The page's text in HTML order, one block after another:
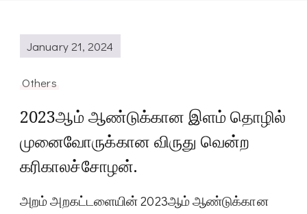
January 21, 2024
Others
2023ஆம் ஆண்டுக்கான இளம் தொழில்
முனைவோருக்கான விருது வென்ற
கரிகாலச்சோழன்.
அறம் அறகட்டளையின் 2023ஆம் ஆண்டுக்கான